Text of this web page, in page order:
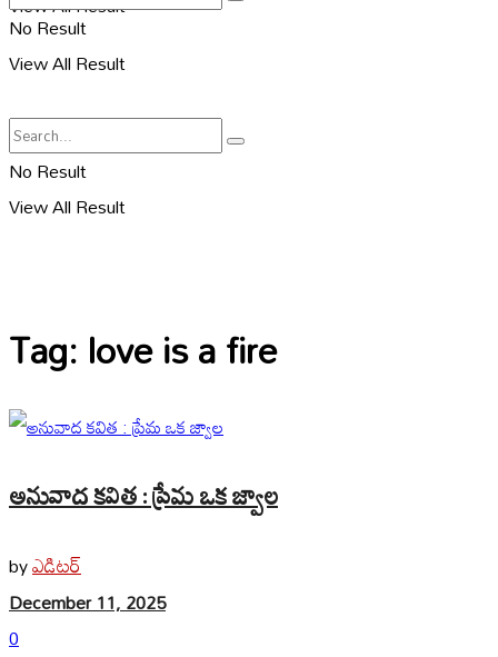
No Result
View All Result
No Result
View All Result
Tag:love is a fire
అనువాద కవిత : ప్రేమ ఒక జ్వాల
byఎడిటర్
December 11, 2025
0